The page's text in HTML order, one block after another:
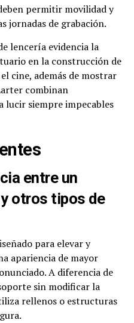
permitir movilidad y
jornadas de grabación.
lencería evidencia la
en la construcción de
cine, además de mostrar
combinan
lucir siempre impecables
entre un
otros tipos de
para elevar y
apariencia de mayor
A diferencia de
sin modificar la
rellenos o estructuras